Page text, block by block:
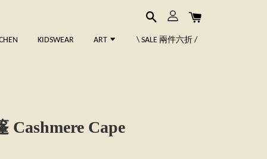
KIDSWEAR ART \ SALE 兩件六折 /
Cashmere Cape